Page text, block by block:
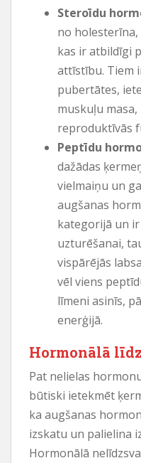
Steroīdu
no
kas ir atbildīgi
attīstību. Tiem
pubertātes,
muskuļu
reproduktīvās
Peptīdu
dažādas
vielmaiņu un
augšanas
kategorijā un
uzturēšanai,
vispārējās
vēl viens
līmeni asinīs,
enerģijā.
Hormonālā
Pat nelielas
būtiski ietekmēt
ka augšanas
izskatu un palielina
Hormonālā